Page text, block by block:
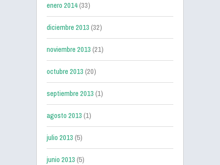
enero 2014(33)
diciembre 2013(32)
noviembre 2013(21)
octubre 2013(20)
septiembre 2013(1)
agosto 2013(1)
julio 2013(5)
junio 2013(5)